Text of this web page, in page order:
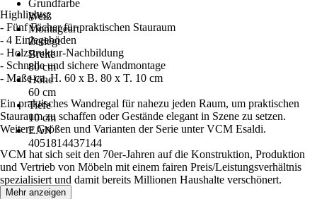
Grundfarbe
Weiß
Montageart
Zerlegt
Breite
80 cm
Höhe
60 cm
Tiefe
10 cm
EAN
4051814437144
Highlights:
- Fünf Fächer für praktischen Stauraum
- 4 Einlegeböden
- Holzstruktur-Nachbildung
- Schnelle und sichere Wandmontage
- Maße ca. H. 60 x B. 80 x T. 10 cm
Ein praktisches Wandregal für nahezu jeden Raum, um praktischen
Stauraum zu schaffen oder Gestände elegant in Szene zu setzen.
Weitere Größen und Varianten der Serie unter VCM Esaldi.
VCM hat sich seit den 70er-Jahren auf die Konstruktion, Produktion
und Vertrieb von Möbeln mit einem fairen Preis/Leistungsverhältnis
spezialisiert und damit bereits Millionen Haushalte verschönert.
Mehr anzeigen